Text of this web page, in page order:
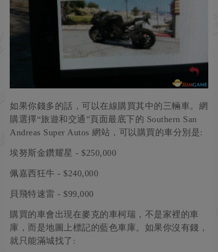
如果你錢多的話，可以在線購買其中的三輛車。網
購選擇“旅遊和交通”頁面最底下的 Southern San
Andreas Super Autos 網站，可以購買的車分別是:
埃努斯金鑽耀星 - $250,000
佩嘉西狂牛 - $240,000
貝飛特速雷 - $99,000
購買的車會出現在麥克的車柯瑞，不是家裡的車
庫，而是地圖上標記的藍色車庫。如果你沒有錢，
就只能滿城找了: